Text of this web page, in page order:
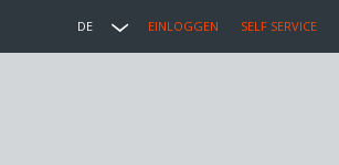
DE EINLOGGEN SELF SERVICE